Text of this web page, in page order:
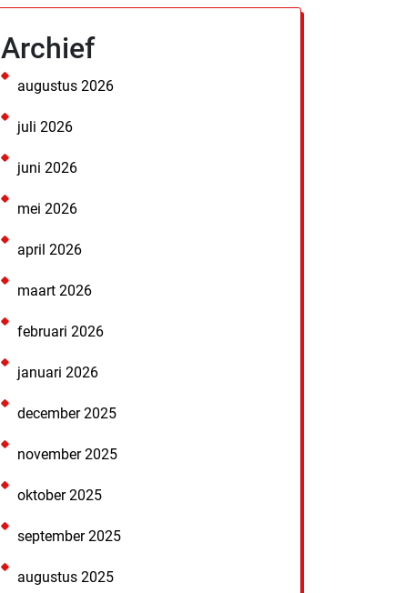
Archief
augustus 2026
juli 2026
juni 2026
mei 2026
april 2026
maart 2026
februari 2026
januari 2026
december 2025
november 2025
oktober 2025
september 2025
augustus 2025